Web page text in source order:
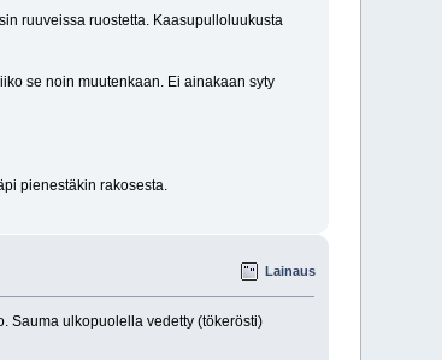
ruuveissa ruostetta. Kaasupulloluukusta
se noin muutenkaan. Ei ainakaan syty
pienestäkin rakosesta.
Lainaus
Sauma ulkopuolella vedetty (tökerösti)